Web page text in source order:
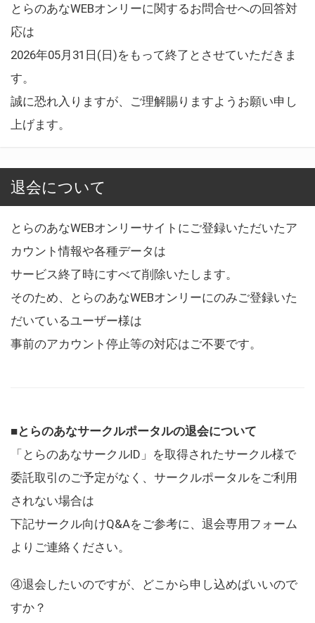
とらのあなWEBオンリーに関するお問合せへの回答対
応は
2026年05月31日(日)をもって終了とさせていただきま
す。
誠に恐れ入りますが、ご理解賜りますようお願い申し
上げます。
退会について
とらのあなWEBオンリーサイトにご登録いただいたア
カウント情報や各種データは
サービス終了時にすべて削除いたします。
そのため、とらのあなWEBオンリーにのみご登録いた
だいているユーザー様は
事前のアカウント停止等の対応はご不要です。
■とらのあなサークルポータルの退会について
「とらのあなサークルID」を取得されたサークル様で
委託取引のご予定がなく、サークルポータルをご利用
されない場合は
下記サークル向けQ&Aをご参考に、退会専用フォーム
よりご連絡ください。
④退会したいのですが、どこから申し込めばいいので
すか？